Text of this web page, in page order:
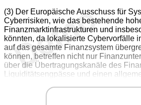
(3) Der Europäische Ausschuss für
Cyberrisiken, wie das bestehende
Finanzmarktinfrastrukturen und
könnten, da lokalisierte Cybervorfälle
auf das gesamte Finanzsystem
können, betreffen nicht nur
über die Übertragungskanäle des
Liquiditätsengpässe und einen